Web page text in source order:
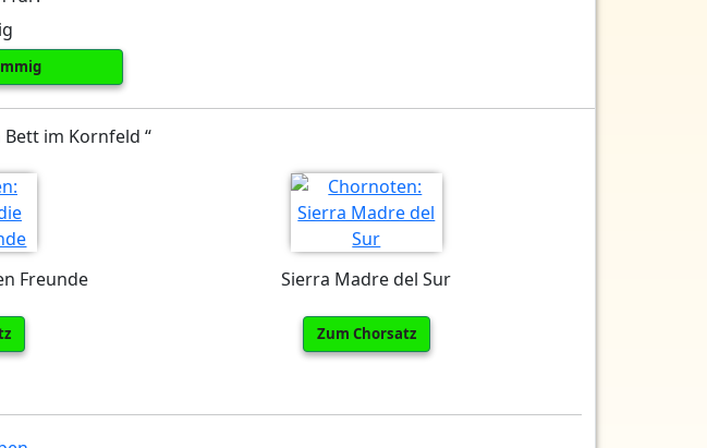
Bett im Kornfeld “
Freunde Sierra Madre del Sur
Zum Chorsatz